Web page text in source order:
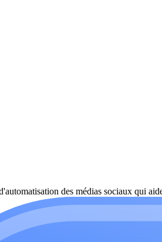
des médias sociaux qui